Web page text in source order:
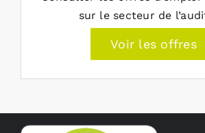
sur le secteur de
Voir les offres